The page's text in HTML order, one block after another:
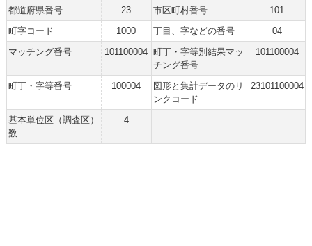
都道府県番号 23 市区町村番号
101
町字コード
1000 丁目、字などの番号
04
マッチング番号
101100004 町丁・字等別結果マッ
チング番号
101100004
町丁・字等番号 100004
図形と集計データのリ
ンクコード
23101100004
基本単位区（調査区）
数
4